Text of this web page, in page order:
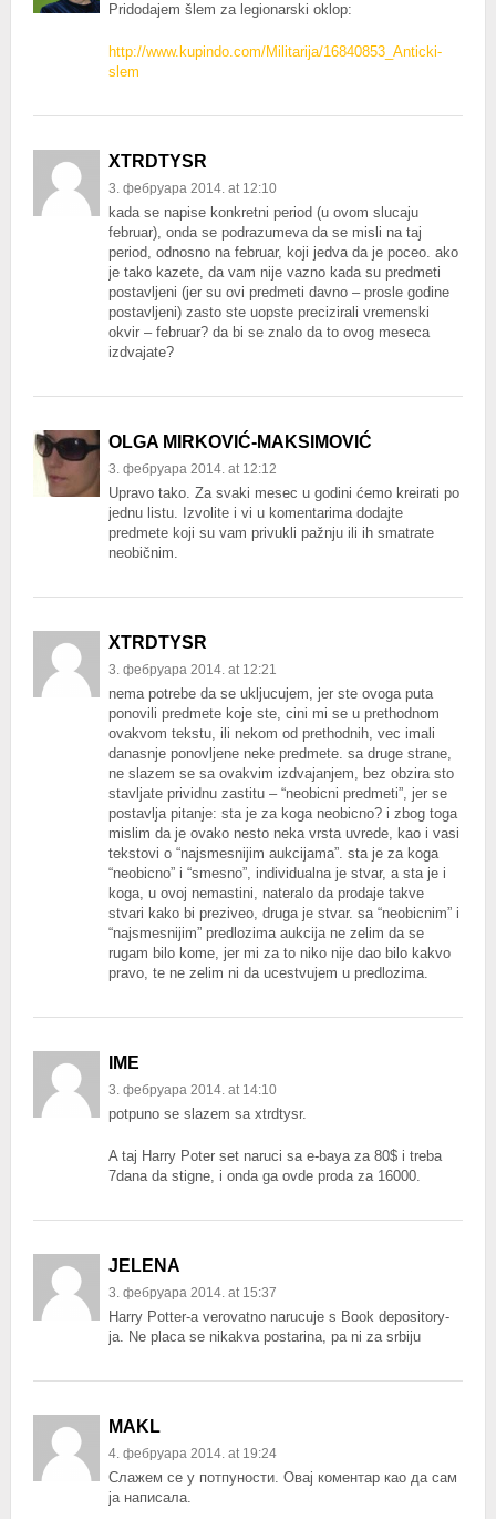
Pridodajem šlem za legionarski oklop:
http://www.kupindo.com/Militarija/16840853_Anticki-
slem
XTRDTYSR
3. фебруара 2014. at 12:10
kada se napise konkretni period (u ovom slucaju
februar), onda se podrazumeva da se misli na taj
period, odnosno na februar, koji jedva da je poceo. ako
je tako kazete, da vam nije vazno kada su predmeti
postavljeni (jer su ovi predmeti davno – prosle godine
postavljeni) zasto ste uopste precizirali vremenski
okvir – februar? da bi se znalo da to ovog meseca
izdvajate?
OLGA MIRKOVIĆ-MAKSIMOVIĆ
3. фебруара 2014. at 12:12
Upravo tako. Za svaki mesec u godini ćemo kreirati po
jednu listu. Izvolite i vi u komentarima dodajte
predmete koji su vam privukli pažnju ili ih smatrate
neobičnim.
XTRDTYSR
3. фебруара 2014. at 12:21
nema potrebe da se ukljucujem, jer ste ovoga puta
ponovili predmete koje ste, cini mi se u prethodnom
ovakvom tekstu, ili nekom od prethodnih, vec imali
danasnje ponovljene neke predmete. sa druge strane,
ne slazem se sa ovakvim izdvajanjem, bez obzira sto
stavljate prividnu zastitu – “neobicni predmeti”, jer se
postavlja pitanje: sta je za koga neobicno? i zbog toga
mislim da je ovako nesto neka vrsta uvrede, kao i vasi
tekstovi o “najsmesnijim aukcijama”. sta je za koga
“neobicno” i “smesno”, individualna je stvar, a sta je i
koga, u ovoj nemastini, nateralo da prodaje takve
stvari kako bi preziveo, druga je stvar. sa “neobicnim” i
“najsmesnijim” predlozima aukcija ne zelim da se
rugam bilo kome, jer mi za to niko nije dao bilo kakvo
pravo, te ne zelim ni da ucestvujem u predlozima.
IME
3. фебруара 2014. at 14:10
potpuno se slazem sa xtrdtysr.
A taj Harry Poter set naruci sa e-baya za 80$ i treba
7dana da stigne, i onda ga ovde proda za 16000.
JELENA
3. фебруара 2014. at 15:37
Harry Potter-a verovatno narucuje s Book depository-
ja. Ne placa se nikakva postarina, pa ni za srbiju
MAKL
4. фебруара 2014. at 19:24
Слажем се у потпуности. Овај коментар као да сам
ја написала.